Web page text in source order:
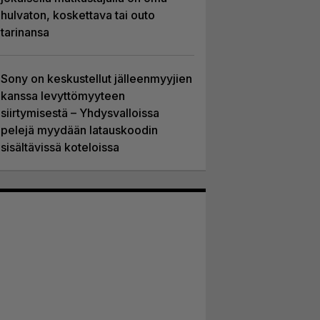
hulvaton, koskettava tai outo
tarinansa
Sony on keskustellut jälleenmyyjien
kanssa levyttömyyteen
siirtymisestä – Yhdysvalloissa
pelejä myydään latauskoodin
sisältävissä koteloissa